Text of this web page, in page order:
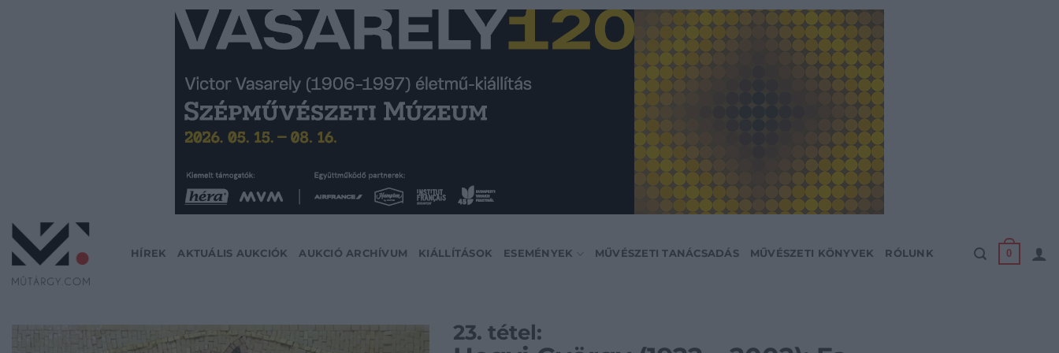
HÍREK AKTUÁLIS AUKCIÓK AUKCIÓ ARCHÍVUM KIÁLLÍTÁSOK ESEMÉNYEK MŰVÉSZETI TANÁCSADÁS MŰVÉSZETI KÖNYVEK RÓLUNK 0
23. tétel: